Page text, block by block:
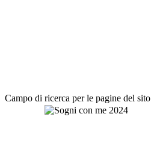
Campo di ricerca per le pagine del sito